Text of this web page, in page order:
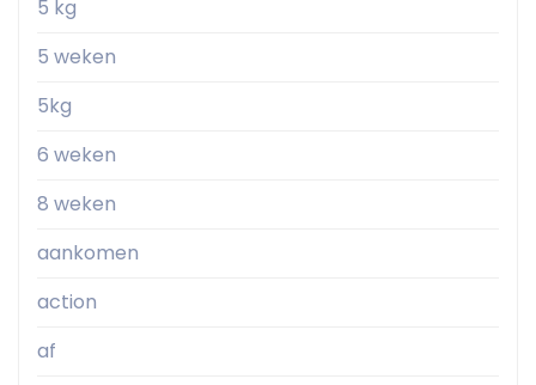
5 kg
5 weken
5kg
6 weken
8 weken
aankomen
action
af